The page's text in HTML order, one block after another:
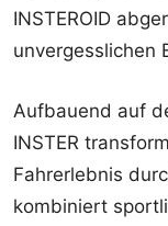
INSTEROID
unvergesslichen
Aufbauend auf
INSTER
Fahrerlebnis
kombiniert